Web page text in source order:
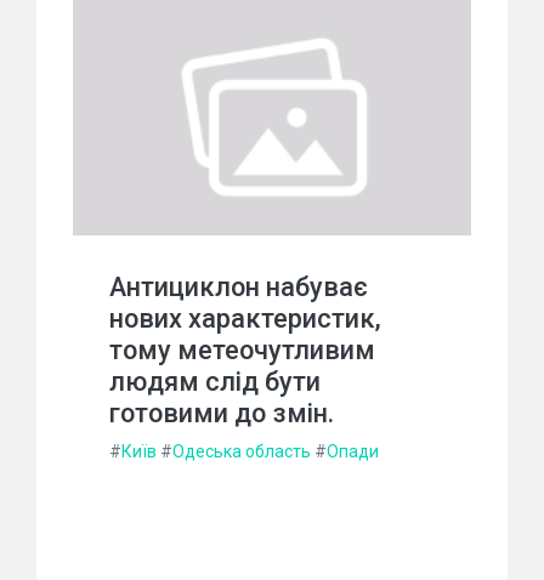
Антициклон набуває
нових характеристик,
тому метеочутливим
людям слід бути
готовими до змін.
#Київ #Одеська область #Опади